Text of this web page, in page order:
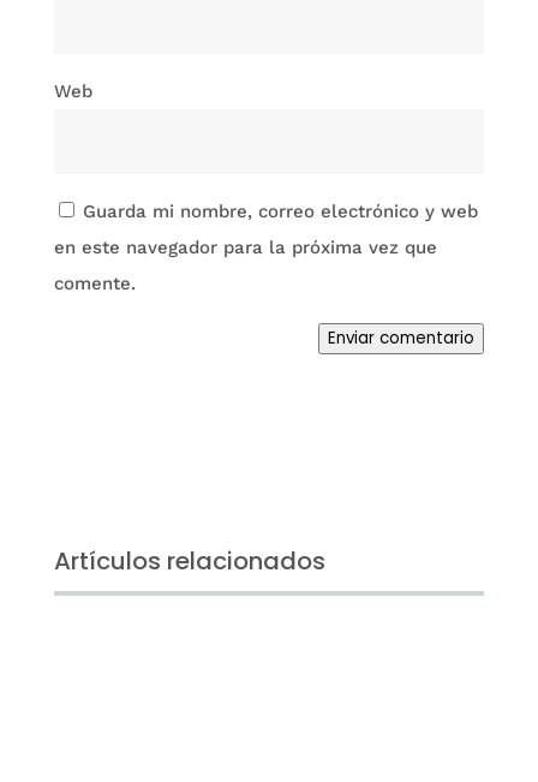
Web
Guarda mi nombre, correo electrónico y web
en este navegador para la próxima vez que
comente.
Enviar comentario
Artículos relacionados